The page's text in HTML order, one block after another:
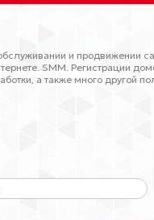
и продвижении
SMM. Регистрации
а также много другой